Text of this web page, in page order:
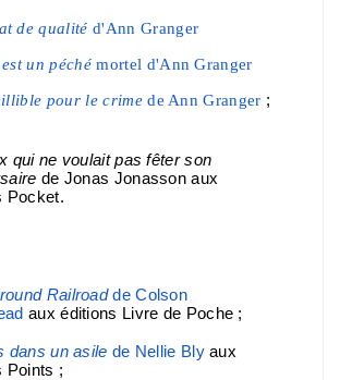
de qualité d'Ann Granger
un péché mortel d'Ann Granger
pour le crimede Ann Granger ;
qui ne voulait pas fêter son
de Jonas Jonasson aux
Pocket.
Railroadde Colson
aux éditions Livre de Poche ;
dans un asile de Nellie Blyaux
Points ;